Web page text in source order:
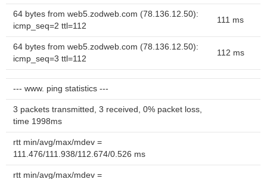
64 bytes from web5.zodweb.com (78.136.12.50):
icmp_seq=2 ttl=112
111 ms
64 bytes from web5.zodweb.com (78.136.12.50):
icmp_seq=3 ttl=112
112 ms
--- www. ping statistics ---
3 packets transmitted, 3 received, 0% packet loss,
time 1998ms
rtt min/avg/max/mdev =
111.476/111.938/112.674/0.526 ms
rtt min/avg/max/mdev =